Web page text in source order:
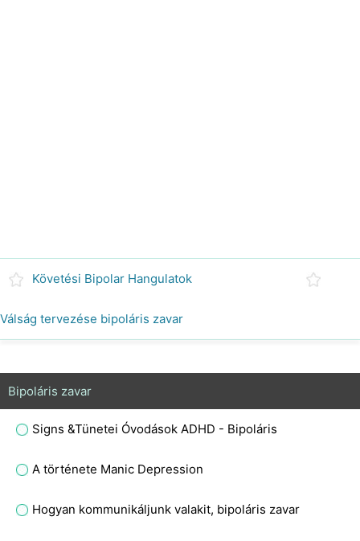
Követési Bipolar Hangulatok
Válság tervezése bipoláris zavar
Bipoláris zavar
Signs &Tünetei Óvodások ADHD - Bipoláris
A története Manic Depression
Hogyan kommunikáljunk valakit, bipoláris zavar